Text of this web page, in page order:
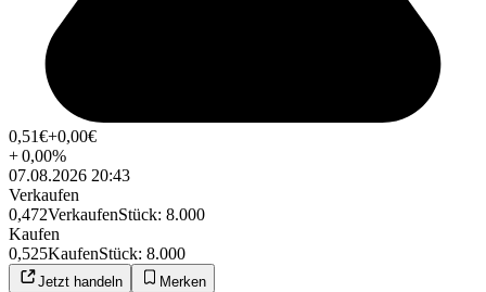
0,51€+0,00€
+0,00%
07.08.2026 20:43
Verkaufen
0,472VerkaufenStück: 8.000
Kaufen
0,525KaufenStück: 8.000
Jetzt handeln Merken